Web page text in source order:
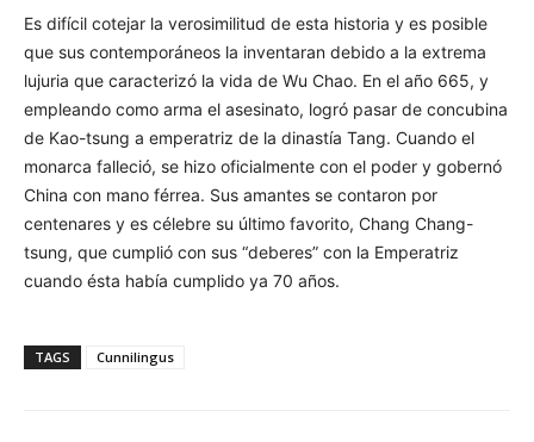
Es difícil cotejar la verosimilitud de esta historia y es posible
que sus contemporáneos la inventaran debido a la extrema
lujuria que caracterizó la vida de Wu Chao. En el año 665, y
empleando como arma el asesinato, logró pasar de concubina
de Kao-tsung a emperatriz de la dinastía Tang. Cuando el
monarca falleció, se hizo oficialmente con el poder y gobernó
China con mano férrea. Sus amantes se contaron por
centenares y es célebre su último favorito, Chang Chang-
tsung, que cumplió con sus “deberes” con la Emperatriz
cuando ésta había cumplido ya 70 años.
TAGS Cunnilingus